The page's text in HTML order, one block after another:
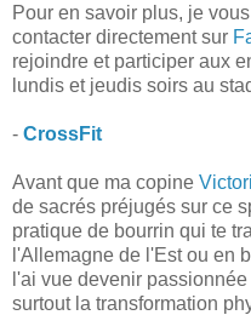
Pour en savoir plus, je
contacter directement sur
rejoindre et participer aux
lundis et jeudis soirs au
- CrossFit
Avant que ma copine
de sacrés préjugés sur ce
pratique de bourrin qui te
l'Allemagne de l'Est ou en
l'ai vue devenir
surtout la transformation